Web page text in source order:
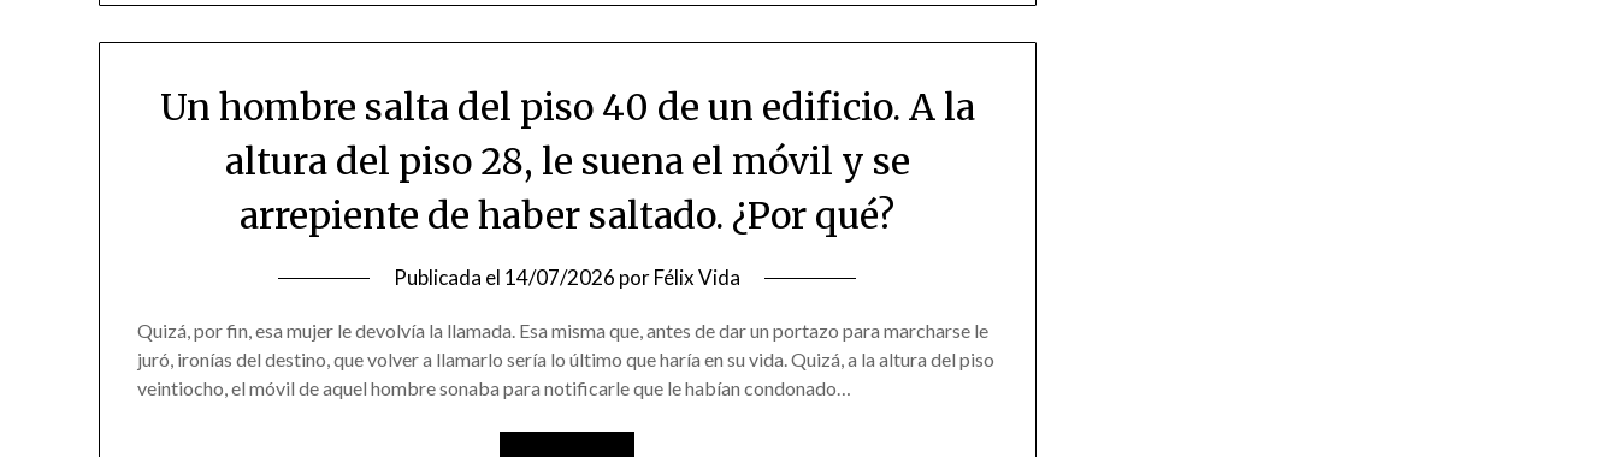
Un hombre salta del piso 40 de un edificio. A la
altura del piso 28, le suena el móvil y se
arrepiente de haber saltado. ¿Por qué?
Publicada el 14/07/2026 porFélix Vida
Quizá, por fin, esa mujer le devolvía la llamada. Esa misma que, antes de dar un portazo para marcharse le
juró, ironías del destino, que volver a llamarlo sería lo último que haría en su vida. Quizá, a la altura del piso
veintiocho, el móvil de aquel hombre sonaba para notificarle que le habían condonado…